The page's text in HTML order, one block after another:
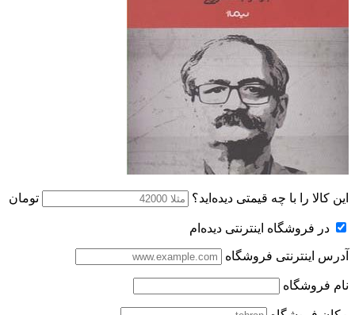
این کالا را با چه قیمتی دیده‌اید؟ تومان
در فروشگاه اینترنتی دیده‌ام
آدرس اینترنتی فروشگاه
نام فروشگاه